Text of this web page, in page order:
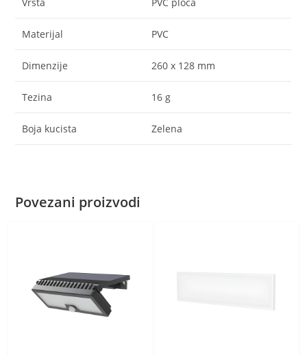
Materijal PVC
Dimenzije 260 x 128 mm
Tezina 16 g
Boja kucista Zelena
Povezani proizvodi